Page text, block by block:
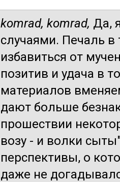
komrad, komrad, Да,
случаями. Печаль
избавиться от
позитив и удача в
материалов
дают больше
прошествии
возу - и волки
перспективы, о
даже не